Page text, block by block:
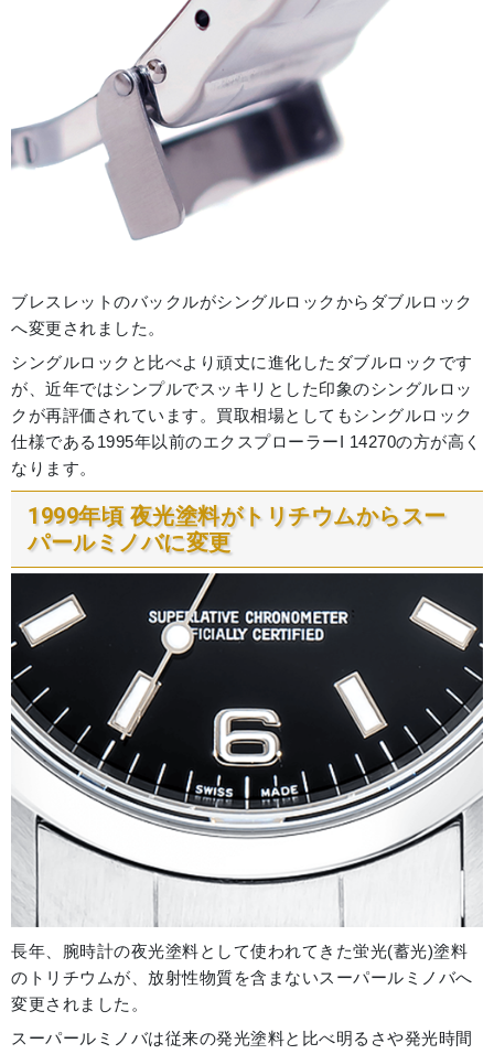
ブレスレットのバックルがシングルロックからダブルロック
へ変更されました。
シングルロックと比べより頑丈に進化したダブルロックです
が、近年ではシンプルでスッキリとした印象のシングルロッ
クが再評価されています。買取相場としてもシングルロック
仕様である1995年以前のエクスプローラーI 14270の方が高く
なります。
1999年頃 夜光塗料がトリチウムからスー
パールミノバに変更
長年、腕時計の夜光塗料として使われてきた蛍光(蓄光)塗料
のトリチウムが、放射性物質を含まないスーパールミノバへ
変更されました。
スーパールミノバは従来の発光塗料と比べ明るさや発光時間